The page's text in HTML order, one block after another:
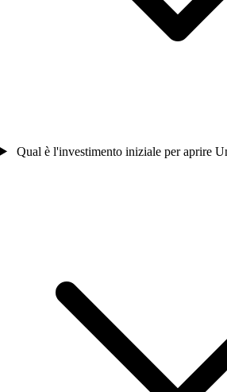
Qual è l'investimento iniziale per aprire